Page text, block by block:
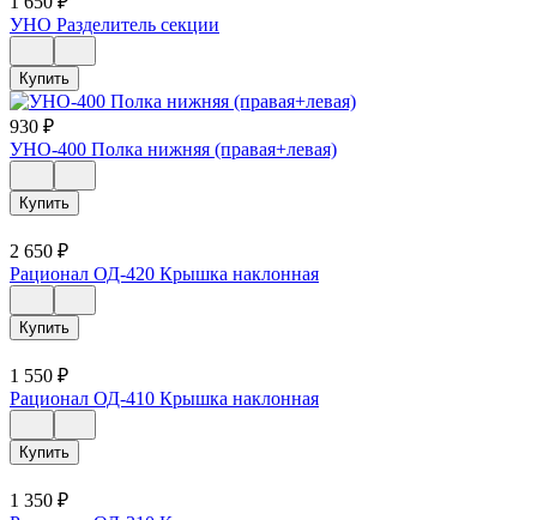
УНО Разделитель секции
Купить
930 ₽
УНО-400 Полка нижняя (правая+левая)
Купить
2 650 ₽
Рационал ОД-420 Крышка наклонная
Купить
1 550 ₽
Рационал ОД-410 Крышка наклонная
Купить
1 350 ₽